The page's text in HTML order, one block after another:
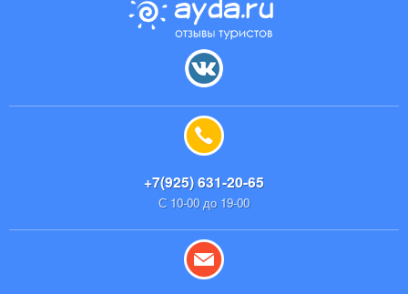
+7(925) 631-20-65
С 10-00 до 19-00